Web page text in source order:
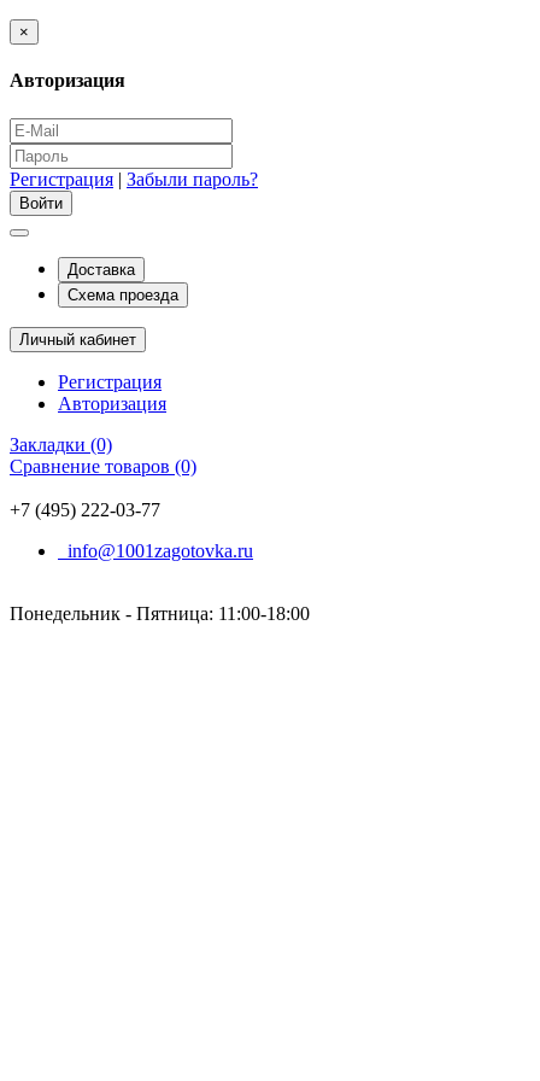
×
Авторизация
Регистрация | Забыли пароль?
Доставка
Схема проезда
Личный кабинет
Регистрация
Авторизация
Закладки (0)
Сравнение товаров (0)
+7 (495) 222-03-77
info@1001zagotovka.ru
Понедельник - Пятница: 11:00-18:00